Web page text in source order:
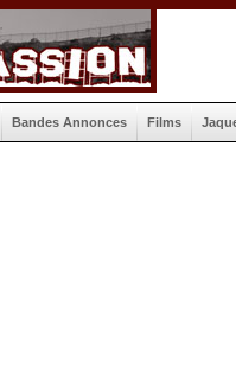
Bandes Annonces Films